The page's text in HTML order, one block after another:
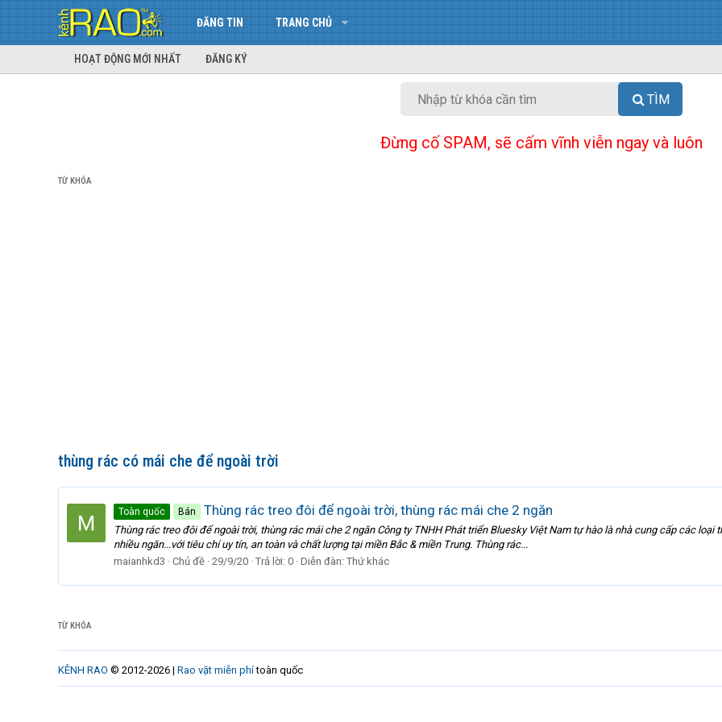
ĐĂNG TIN TRANG CHỦ
HOẠT ĐỘNG MỚI NHẤT ĐĂNG KÝ
TÌM
Đừng cố SPAM, sẽ cấm vĩnh viễn ngay và luôn
TỪ KHÓA
thùng rác có mái che để ngoài trời
Toàn quốc Bán Thùng rác treo đôi để ngoài trời, thùng rác mái che 2 ngăn
Thùng rác treo đôi để ngoài trời, thùng rác mái che 2 ngăn Công ty TNHH Phát triển Bluesky Việt Nam tự hào là nhà cung cấp các
nhiều ngăn...với tiêu chí uy tín, an toàn và chất lượng tại miền Bắc & miền Trung. Thùng rác...
maianhkd3
Chủ đề 29/9/20 Trả lời: 0 Diễn đàn: Thứ khác
TỪ KHÓA
KÊNH RAO © 2012-2026 | Rao vặt miễn phítoàn quốc